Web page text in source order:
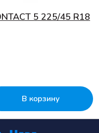
5 225/45 R18
В корзину